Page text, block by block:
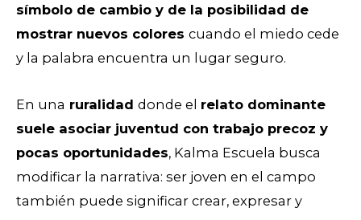
símbolo de cambio y de la posibilidad de
mostrar nuevos colores cuando el miedo cede
y la palabra encuentra un lugar seguro.
En una ruralidad donde el relato dominante
suele asociar juventud con trabajo precoz y
pocas oportunidades, Kalma Escuela busca
modificar la narrativa: ser joven en el campo
también puede significar crear, expresar y